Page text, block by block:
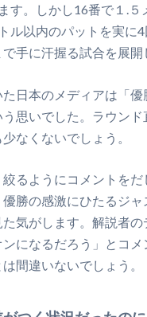
す。しかし16番で１.
ル以内のパットを実に
手に汗握る試合を展開
日本のメディアは「優
思いでした。ラウン
なくないでしょう。
るようにコメントを
勝の感激にひたるジ
気がします。解説者
になるだろう」とコ
間違いないでしょう。